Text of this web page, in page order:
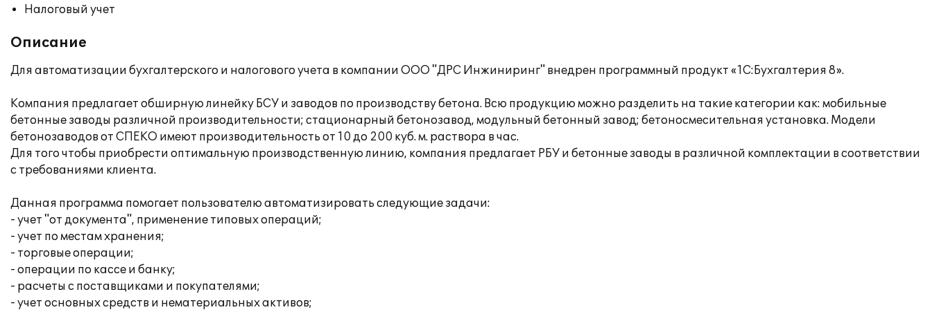
Налоговый учет
Описание
Для автоматизации бухгалтерского и налогового учета в компании ООО "ДРС Инжиниринг" внедрен программный продукт «1C:Бухгалтерия 8».
Компания предлагает обширную линейку БСУ и заводов по производству бетона. Всю продукцию можно разделить на такие категории как: мобильные
бетонные заводы различной производительности; стационарный бетонозавод, модульный бетонный завод; бетоносмесительная установка. Модели
бетонозаводов от СПЕКО имеют производительность от 10 до 200 куб. м. раствора в час.
Для того чтобы приобрести оптимальную производственную линию, компания предлагает РБУ и бетонные заводы в различной комплектации в соответствии
с требованиями клиента.
Данная программа помогает пользователю автоматизировать следующие задачи:
- учет "от документа", применение типовых операций;
- учет по местам хранения;
- торговые операции;
- операции по кассе и банку;
- расчеты с поставщиками и покупателями;
- учет основных средств и нематериальных активов;